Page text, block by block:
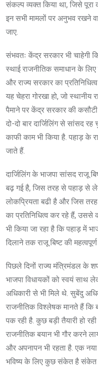
संकल्प व्यक्त किया था, जिसे पूरा
इन सभी मामलों पर अनुभव रखने
जाए.
संभवतः केंद्र सरकार भी चाहेगी
स्थाई राजनीतिक समाधान के
और राज्य सरकार का
यह चेहरा गोरखा हो, जो स्थानीय
पैमाने पर केंद्र सरकार की
दो-दो बार दार्जिलिंग से सांसद
काफी काम भी किया है. पहाड़ के
जाते हैं.
दार्जिलिंग के भाजपा सांसद राजू
बढ़ गई है, जिस तरह से पहाड़ से
लोकप्रियता बढी है और जिस
का प्रतिनिधित्व कर रहे हैं, उससे
भी किया जा रहा है कि पहाड़ में
दिलाने तक राजू बिष्ट की महत्वपूर्ण
पिछले दिनों राज्य मंत्रिमंडल के
भाजपा विधायकों को स्वयं साथ
अधिकारी से भी मिले थे. सुबेंदु
राजनीतिक विश्लेषक मानते हैं कि
पक रही है. कुछ बड़ी तैयारी हो
राजनीतिक बयान भी गौर करने
और अपनापन भी रहता है. एक
भविष्य के लिए कुछ संकेत है